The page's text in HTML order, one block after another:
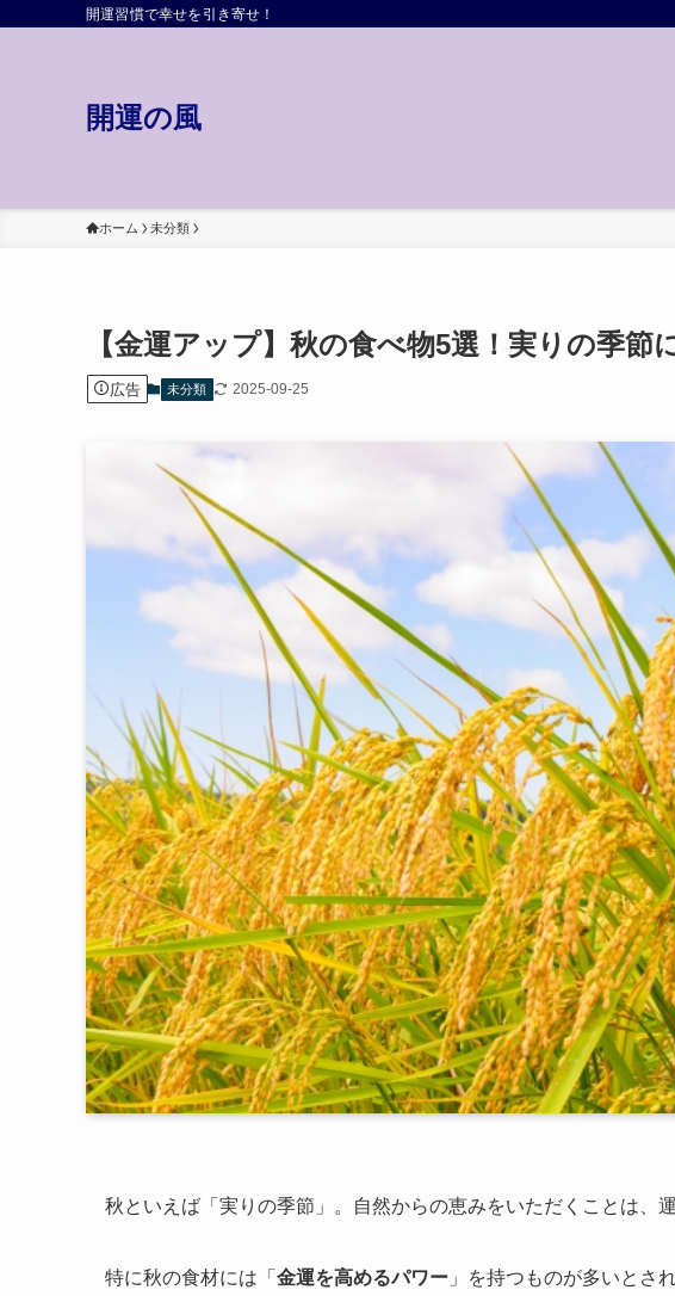
開運習慣で幸せを引き寄せ！
開運の風
ホーム 未分類
【金運アップ】秋の食べ物5選！実りの季節
広告 未分類 2025-09-25
秋といえば「実りの季節」。自然からの恵みをいただくことは、
特に秋の食材には「 金運を高めるパワー 」を持つものが多いとさ